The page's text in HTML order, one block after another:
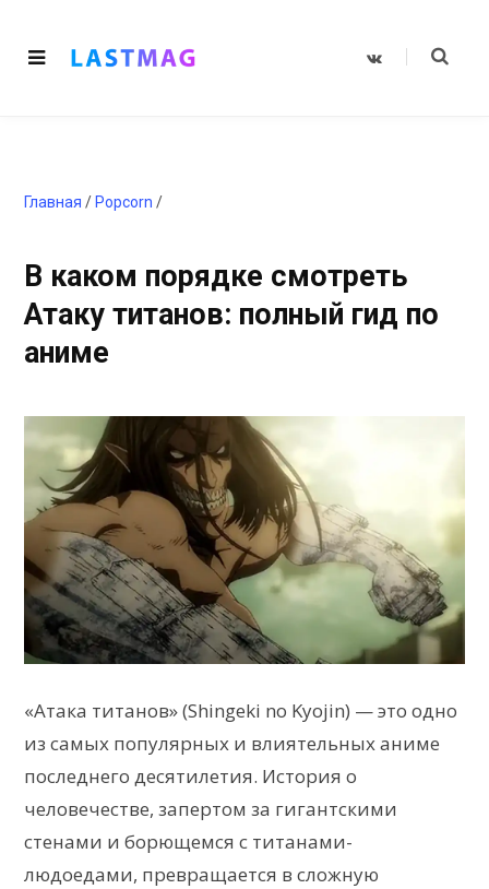
V
Главная / Popcorn /
В каком порядке смотреть
Атаку титанов: полный гид по
аниме
«Атака титанов» (Shingeki no Kyojin) — это одно
из самых популярных и влиятельных аниме
последнего десятилетия. История о
человечестве, запертом за гигантскими
стенами и борющемся с титанами-
людоедами, превращается в сложную